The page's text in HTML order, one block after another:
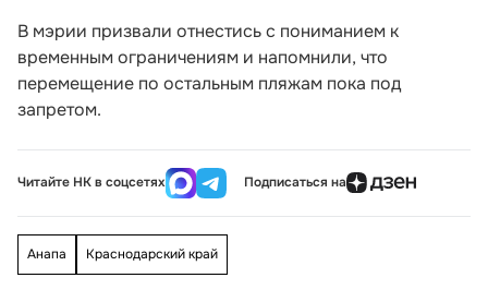
В мэрии призвали отнестись с пониманием к
временным ограничениям и напомнили, что
перемещение по остальным пляжам пока под
запретом.
Читайте НК в соцсетях Подписаться на
Анапа Краснодарский край